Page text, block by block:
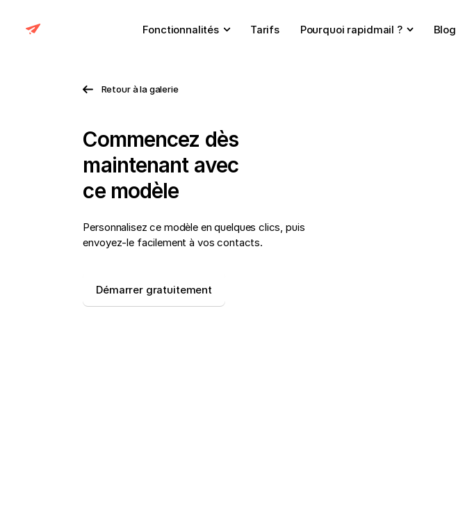
Fonctionnalités Tarifs Pourquoi rapidmail ? Blog
Retour à la galerie
Commencez dès
maintenant avec
ce modèle
Personnalisez ce modèle en quelques clics, puis
envoyez-le facilement à vos contacts.
Démarrer gratuitement